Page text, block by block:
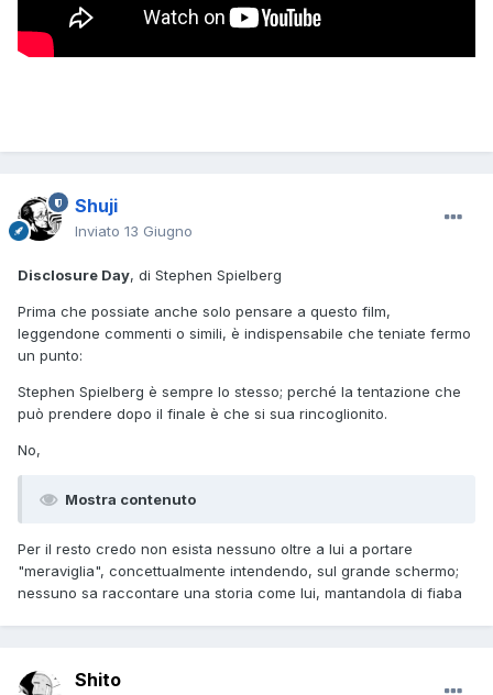
Shuji
Inviato 13 Giugno
Disclosure Day, di Stephen Spielberg
Prima che possiate anche solo pensare a questo film,
leggendone commenti o simili, è indispensabile che teniate fermo
un punto:
Stephen Spielberg è sempre lo stesso; perché la tentazione che
può prendere dopo il finale è che si sua rincoglionito.
No,
Mostra contenuto
Per il resto credo non esista nessuno oltre a lui a portare
"meraviglia", concettualmente intendendo, sul grande schermo;
nessuno sa raccontare una storia come lui, mantandola di fiaba
Shito